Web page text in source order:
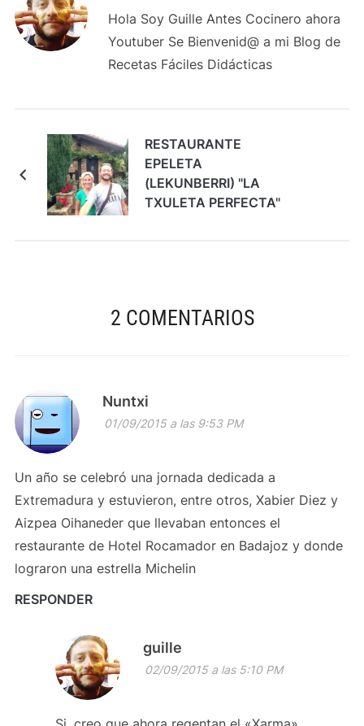
Hola Soy Guille Antes Cocinero ahora
Youtuber Se Bienvenid@ a mi Blog de
Recetas Fáciles Didácticas
RESTAURANTE
EPELETA
(LEKUNBERRI) "LA
TXULETA PERFECTA"
2 COMENTARIOS
Nuntxi
01/09/2015 a las 9:53 PM
Un año se celebró una jornada dedicada a
Extremadura y estuvieron, entre otros, Xabier Diez y
Aizpea Oihaneder que llevaban entonces el
restaurante de Hotel Rocamador en Badajoz y donde
lograron una estrella Michelin
RESPONDER
guille
02/09/2015 a las 5:10 PM